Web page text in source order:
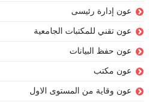
عون إدارة رئيسى
عون تقني للمكتبات الجامعية
عون حفظ البيانات
عون مكتب
عون وقاية من المستوى الاول